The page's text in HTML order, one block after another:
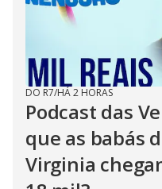
DO R7/HÁ 2 HORAS
Podcast das
que as babás
Virginia